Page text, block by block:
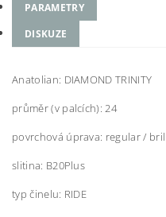
PARAMETRY
DISKUZE
Anatolian: DIAMOND TRINITY
průměr (v palcích): 24
povrchová úprava: regular /
slitina: B20Plus
typ činelu: RIDE